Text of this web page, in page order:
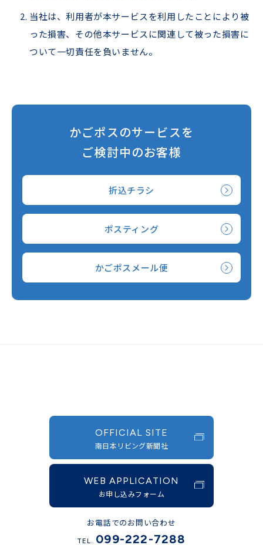
当社は、利⽤者が本サービスを利⽤したことにより被
った損害、その他本サービスに関連して被った損害に
ついて⼀切責任を負いません。
かごポスのサービスを
ご検討中のお客様
折込チラシ
ポスティング
かごポスメール便
OFFICIAL SITE
南日本リビング新聞社
WEB APPLICATION
お申し込みフォーム
お電話でのお問い合わせ
TEL. 099-222-7288